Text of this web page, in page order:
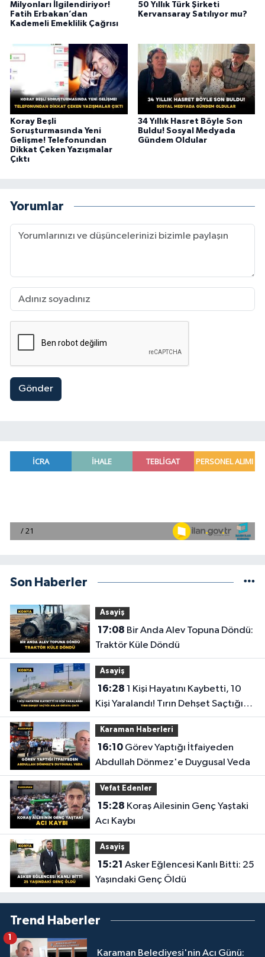
Milyonları İlgilendiriyor!
Fatih Erbakan’dan
Kademeli Emeklilik Çağrısı
50 Yıllık Türk Şirketi
Kervansaray Satılıyor mu?
Koray Beşli
Soruşturmasında Yeni
Gelişme! Telefonundan
Dikkat Çeken Yazışmalar
Çıktı
34 Yıllık Hasret Böyle Son
Buldu! Sosyal Medyada
Gündem Oldular
Yorumlar
Gönder
Son Haberler
Asayiş
17:08
Traktör Küle Döndü
Asayiş
16:28
Kişi Yaralandı! Tırın Dehşet Saçtığı
Anlar Ortaya Çıktı
Karaman Haberleri
16:10Görev Yaptığı İtfaiyeden
Abdullah Dönmez'e Duygusal Veda
Vefat Edenler
15:28
Acı Kaybı
Asayiş
15:21
Yaşındaki Genç Öldü
Trend Haberler
Karaman Belediyesi'nin Acı Günü:
1